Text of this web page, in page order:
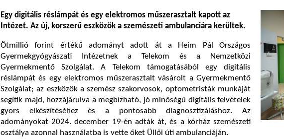
Egy digitális réslámpát és egy elektromos műszerasztalt kapott az
Intézet. Az új, korszerű eszközök a szemészeti ambulanciára kerültek.
Ötmillió forint értékű adományt adott át a Heim Pál Országos
Gyermekgyógyászati Intézetnek a Telekom és a Nemzetközi
Gyermekmentő Szolgálat. A Telekom támogatásából egy digitális
réslámpát és egy elektromos műszerasztalt vásárolt a Gyermekmentő
Szolgálat; az eszközök a szemész szakorvosok, optometristák munkáját
segítik majd, hozzájárulva a megbízható, jó minőségű digitális felvételek
gyors elkészítéséhez és a pontosabb diagnosztizáláshoz. Az
adományokat 2024. december 19-én adták át, és a kórház szemészeti
osztálya azonnal használatba is vette őket Üllői úti ambulanciáján.